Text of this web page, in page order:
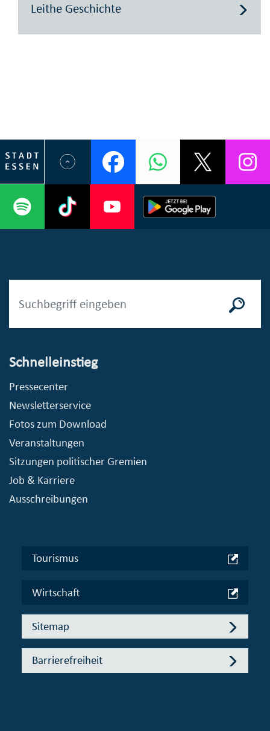
Leithe Geschichte
Schnelleinstieg
Pressecenter
Newsletterservice
Fotos zum Download
Veranstaltungen
Sitzungen politischer Gremien
Job & Karriere
Ausschreibungen
Tourismus
Wirtschaft
Sitemap
Barrierefreiheit